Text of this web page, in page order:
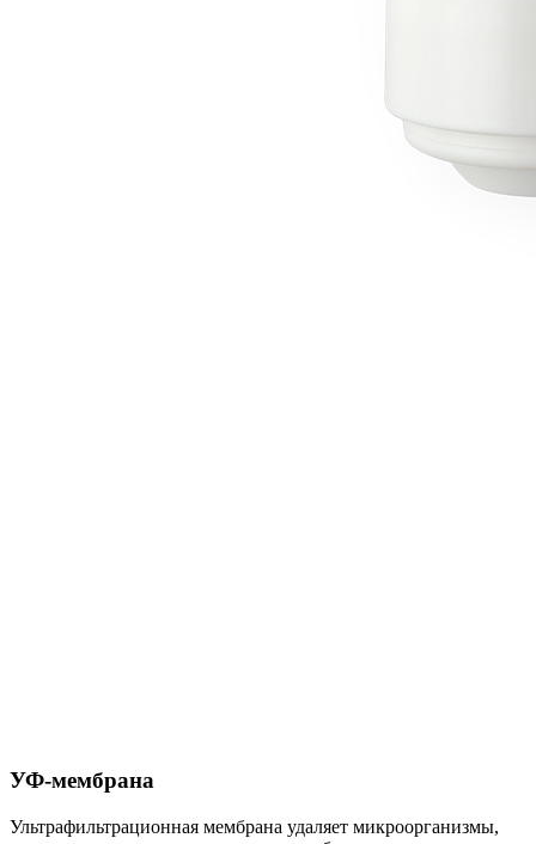
УФ-мембрана
Ультрафильтрационная мембрана удаляет микроорганизмы,